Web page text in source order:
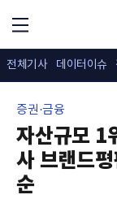
전체기사 데이터이슈
증권·금융
자산규모 1
사 브랜드
순